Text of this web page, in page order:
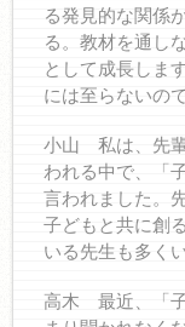
る発見的な関係
る。教材を通し
として成長しま
には至らないの
小山 私は、先
われる中で、「
言われました。
子どもと共に創
いる先生も多く
高木 最近、「